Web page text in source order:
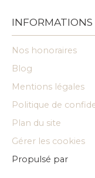
INFORMATIONS
Nos honoraires
Blog
Mentions légales
Politique de
Plan du site
Gérer les cookies
Propulsé par